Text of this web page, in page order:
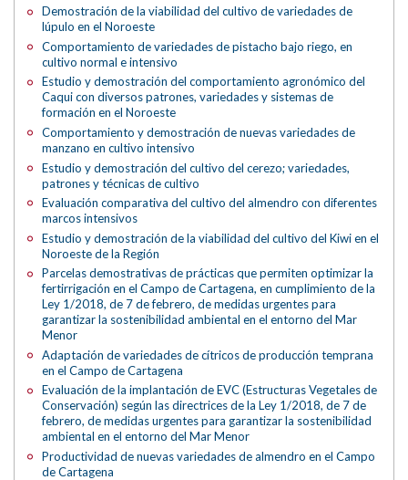
Demostración de la viabilidad del cultivo de variedades de
lúpulo en el Noroeste
Comportamiento de variedades de pistacho bajo riego, en
cultivo normal e intensivo
Estudio y demostración del comportamiento agronómico del
Caqui con diversos patrones, variedades y sistemas de
formación en el Noroeste
Comportamiento y demostración de nuevas variedades de
manzano en cultivo intensivo
Estudio y demostración del cultivo del cerezo; variedades,
patrones y técnicas de cultivo
Evaluación comparativa del cultivo del almendro con diferentes
marcos intensivos
Estudio y demostración de la viabilidad del cultivo del Kiwi en el
Noroeste de la Región
Parcelas demostrativas de prácticas que permiten optimizar la
fertirrigación en el Campo de Cartagena, en cumplimiento de la
Ley 1/2018, de 7 de febrero, de medidas urgentes para
garantizar la sostenibilidad ambiental en el entorno del Mar
Menor
Adaptación de variedades de cítricos de producción temprana
en el Campo de Cartagena
Evaluación de la implantación de EVC (Estructuras Vegetales de
Conservación) según las directrices de la Ley 1/2018, de 7 de
febrero, de medidas urgentes para garantizar la sostenibilidad
ambiental en el entorno del Mar Menor
Productividad de nuevas variedades de almendro en el Campo
de Cartagena